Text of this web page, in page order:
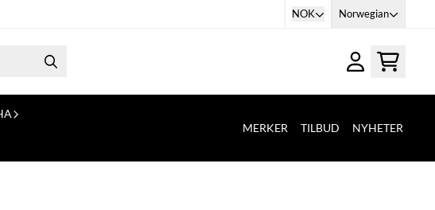
NOK Norwegian
MERKER TILBUD NYHETER